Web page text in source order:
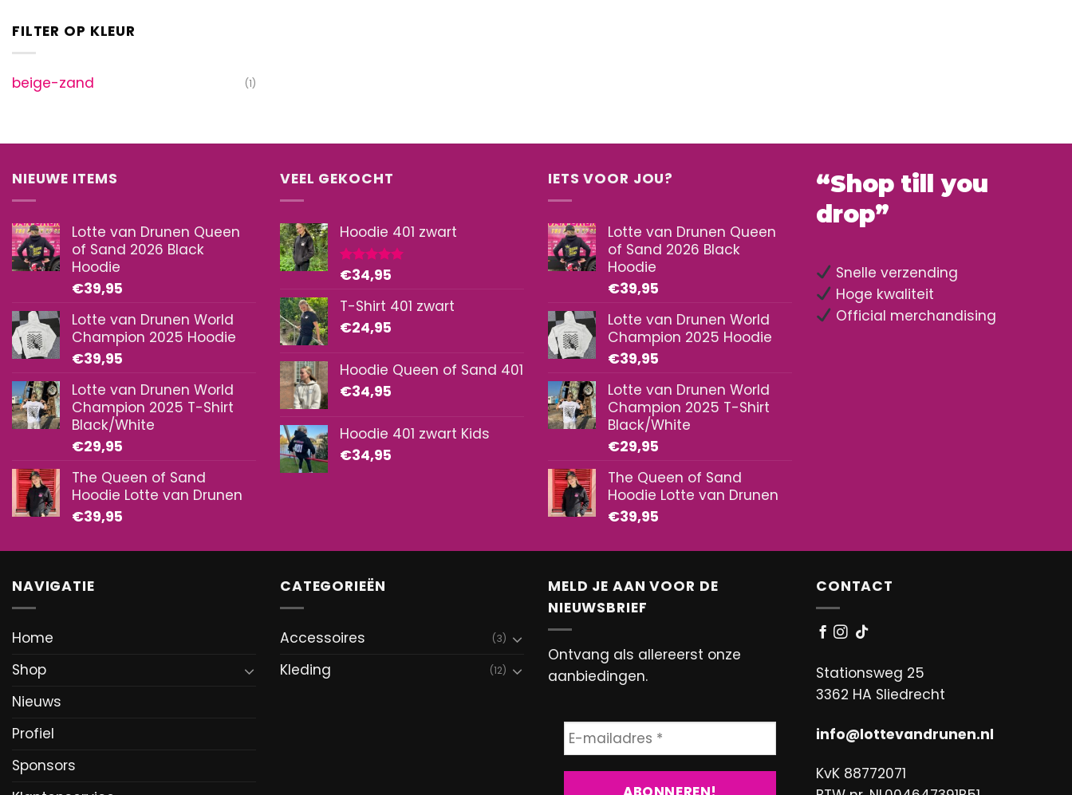
FILTER OP KLEUR
beige-zand (1)
NIEUWE ITEMS
Lotte van Drunen Queen
of Sand 2026 Black
Hoodie
€39,95
Lotte van Drunen World
Champion 2025 Hoodie
€39,95
Lotte van Drunen World
Champion 2025 T-Shirt
Black/White
€29,95
The Queen of Sand
Hoodie Lotte van Drunen
€39,95
VEEL GEKOCHT
Hoodie 401 zwart
Gewaardeerd
uit 5
€34,95
T-Shirt 401 zwart
€24,95
Hoodie Queen of Sand 401
€34,95
Hoodie 401 zwart Kids
€34,95
IETS VOOR JOU?
Lotte van Drunen Queen
of Sand 2026 Black
Hoodie
€39,95
Lotte van Drunen World
Champion 2025 Hoodie
€39,95
Lotte van Drunen World
Champion 2025 T-Shirt
Black/White
€29,95
The Queen of Sand
Hoodie Lotte van Drunen
€39,95
“Shop till you
drop”
Snelle verzending
Hoge kwaliteit
Official merchandising
NAVIGATIE
Home
Shop
Nieuws
Profiel
Sponsors
CATEGORIEËN
Accessoires (3)
Kleding (12)
MELD JE AAN VOOR DE
NIEUWSBRIEF
Ontvang als allereerst onze
aanbiedingen.
CONTACT
Stationsweg 25
3362 HA Sliedrecht
info@lottevandrunen.nl
KvK 88772071